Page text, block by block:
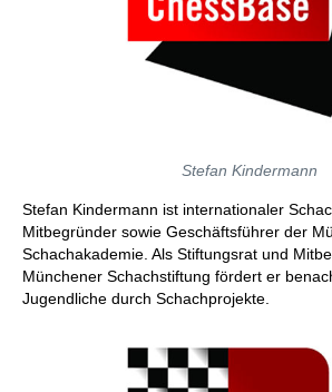
Stefan Kindermann
Stefan Kindermann ist internationaler
Mitbegründer sowie Geschäftsführer der
Schachakademie. Als Stiftungsrat und
Münchener Schachstiftung fördert er
Jugendliche durch Schachprojekte.